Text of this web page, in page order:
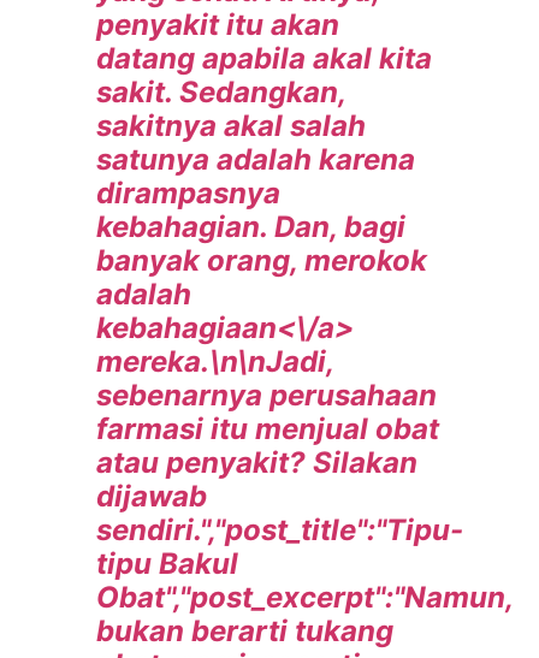
penyakit itu akan
datang apabila akal kita
sakit. Sedangkan,
sakitnya akal salah
satunya adalah karena
dirampasnya
kebahagian. Dan, bagi
banyak orang, merokok
adalah
kebahagiaan<\/a>
mereka.\n\nJadi,
sebenarnya perusahaan
farmasi itu menjual obat
atau penyakit? Silakan
dijawab
sendiri.","post_title":"Tipu-
tipu Bakul
Obat","post_excerpt":"Namun,
bukan berarti tukang